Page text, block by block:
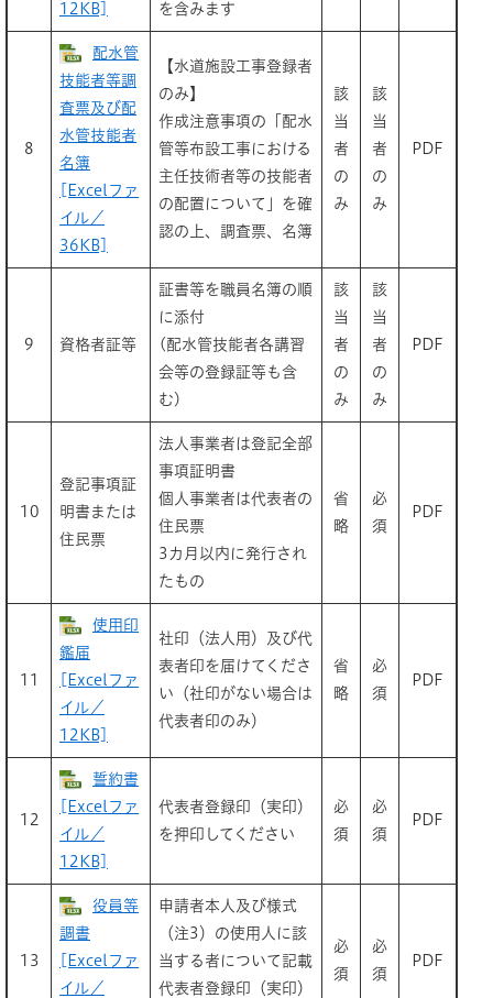
12KB]
を含みます
8
配水管
技能者等調
査票及び配
水管技能者
名簿
[Excelファ
イル／
36KB]
【水道施設工事登録者
のみ】
作成注意事項の「配水
管等布設工事における
主任技術者等の技能者
の配置について」を確
認の上、調査票、名簿
該
当
者
の
み
該
当
者
の
み
PDF
9 資格者証等
証書等を職員名簿の順
に添付
(配水管技能者各講習
会等の登録証等も含
む)
該
当
者
の
み
該
当
者
の
み
PDF
10
登記事項証
明書または
住民票
法人事業者は登記全部
事項証明書
個人事業者は代表者の
住民票
3カ月以内に発行され
たもの
省
略
必
須
PDF
11
使用印
鑑届
[Excelファ
イル／
12KB]
社印（法人用）及び代
表者印を届けてくださ
い（社印がない場合は
代表者印のみ）
省
略
必
須
PDF
12
誓約書
[Excelファ
イル／
12KB]
代表者登録印（実印）
を押印してください
必
須
必
須
PDF
13
役員等
調書
[Excelファ
イル／
申請者本人及び様式
（注3）の使用人に該
当する者について記載
代表者登録印（実印）
必
須
必
須
PDF